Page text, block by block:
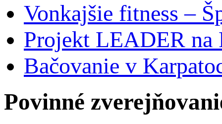
Vonkajšie fitness –
Projekt LEADER na
Bačovanie v
Povinné